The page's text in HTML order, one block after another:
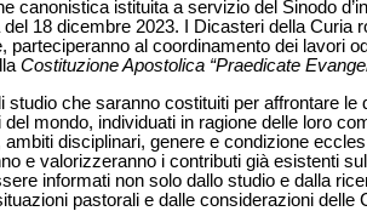
canonistica istituita a servizio del Sinodo
del 18 dicembre 2023. I Dicasteri della
parteciperanno al coordinamento dei lavori
Costituzione Apostolica “Praedicate
studio che saranno costituiti per affrontare
del mondo, individuati in ragione delle loro
ambiti disciplinari, genere e condizione
e valorizzeranno i contributi già esistenti
informati non solo dallo studio e dalla
pastorali e dalle considerazioni delle